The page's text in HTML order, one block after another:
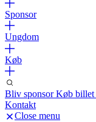
Sponsor
Ungdom
Køb
Bliv sponsorKøb billet
Kontakt
Close menu